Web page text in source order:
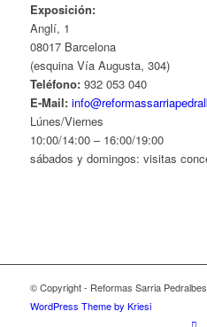
Exposición:
Anglí, 1
08017 Barcelona
(esquina Vía Augusta, 304)
Teléfono:932 053 040
E-Mail:
Lúnes/Viernes
10:00/14:00 – 16:00/19:00
sábados y domingos: visitas
© Copyright - Reformas Sarria
WordPress Theme by Kriesi